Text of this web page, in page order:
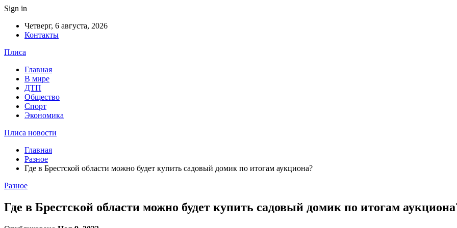
Sign in
Четверг, 6 августа, 2026
Контакты
Плиса
Главная
В мире
ДТП
Общество
Спорт
Экономика
Плиса новости
Главная
Разное
Где в Брестской области можно будет купить садовый домик по итогам аукциона?
Разное
Где в Брестской области можно будет купить садовый домик по итогам